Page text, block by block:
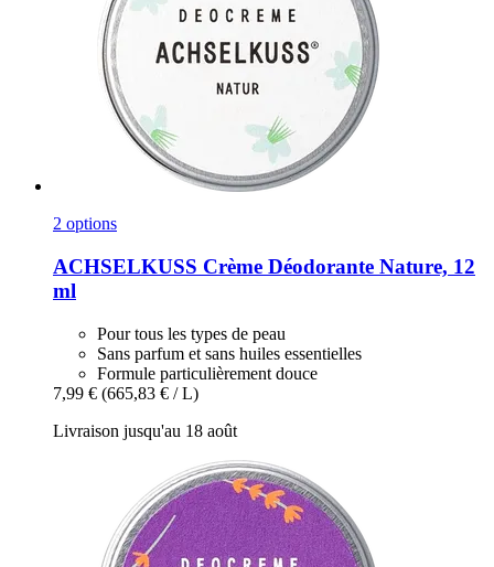
2 options
ACHSELKUSS Crème Déodorante Nature, 12
ml
Pour tous les types de peau
Sans parfum et sans huiles essentielles
Formule particulièrement douce
7,99 € (665,83 € / L)
Livraison jusqu'au 18 août